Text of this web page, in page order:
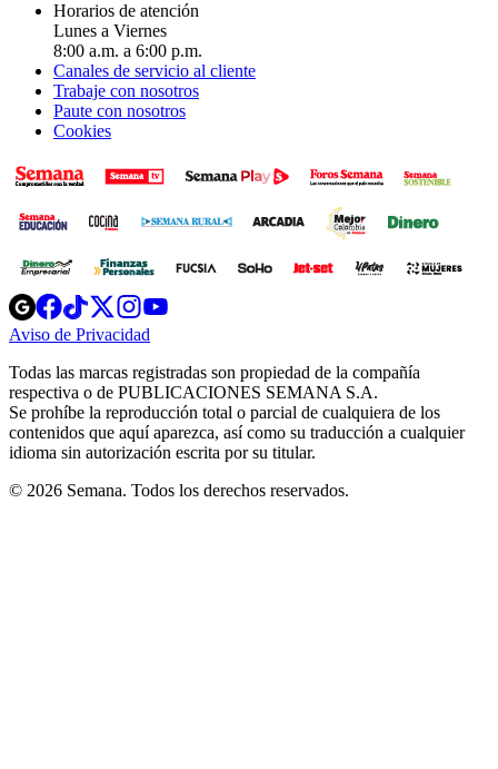
Horarios de atención
Lunes a Viernes
8:00 a.m. a 6:00 p.m.
Canales de servicio al cliente
Trabaje con nosotros
Paute con nosotros
Cookies
Opens
in
new
Opens
in
new
Opens
in
new
window
Opens
new
windowwindow
Aviso de Privacidad
new
window
Todas las marcas registradas son propiedad de la compañía
respectiva o de PUBLICACIONES SEMANA S.A.
Se prohíbe la reproducción total o parcial de cualquiera de los
contenidos que aquí aparezca, así como su traducción a cualquier
idioma sin autorización escrita por su titular.
© 2026 Semana. Todos los derechos reservados.